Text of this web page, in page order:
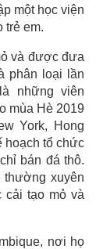
một học viện
trẻ em.
và được đưa
phân loại lần
những viên
mùa Hè 2019
York, Hong
hoạch tổ chức
bán đá thô.
thường xuyên
cải tạo mỏ và
nơi họ